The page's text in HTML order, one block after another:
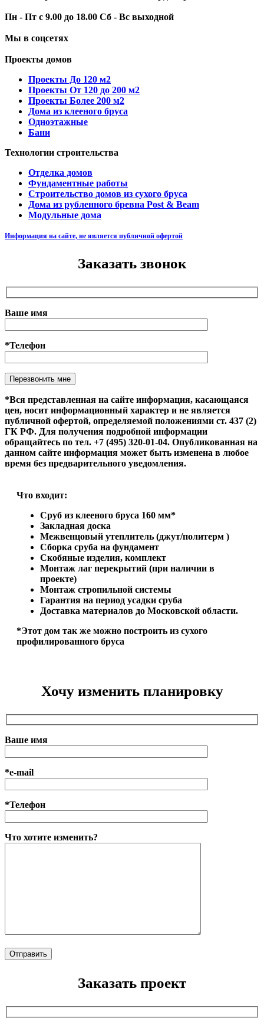
Пн - Пт с 9.00 до 18.00 Сб - Вс выходной
Мы в соцсетях
Проекты домов
Проекты До 120 м2
Проекты От 120 до 200 м2
Проекты Более 200 м2
Дома из клееного бруса
Одноэтажные
Бани
Технологии строительства
Отделка домов
Фундаментные работы
Строительство домов из сухого бруса
Дома из рубленного бревна Post & Beam
Модульные дома
Информация на сайте, не является публичной офертой
Заказать звонок
Ваше имя
*Телефон
Оставьте это поле пустым.
*Вся представленная на сайте информация, касающаяся
цен, носит информационный характер и не является
публичной офертой, определяемой положениями ст. 437 (2)
ГК РФ. Для получения подробной информации
обращайтесь по тел. +7 (495) 320-01-04. Опубликованная на
данном сайте информация может быть изменена в любое
время без предварительного уведомления.
Что входит:
Сруб из клееного бруса 160 мм*
Закладная доска
Межвенцовый утеплитель (джут/политерм )
Сборка сруба на фундамент
Скобяные изделия, комплект
Монтаж лаг перекрытий (при наличии в
проекте)
Монтаж стропильной системы
Гарантия на период усадки сруба
Доставка материалов до Московской области.
*Этот дом так же можно построить из сухого
профилированного бруса
Хочу изменить планировку
Ваше имя
*e-mail
*Телефон
Что хотите изменить?
Заказать проект